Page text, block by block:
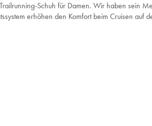
Schuh für Damen. Wir haben sein
erhöhen den Komfort beim Cruisen auf